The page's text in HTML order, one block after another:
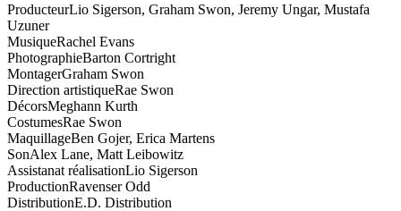
ProducteurLio Sigerson, Graham Swon, Jeremy Ungar, Mustafa
Uzuner
MusiqueRachel Evans
PhotographieBarton Cortright
MontagerGraham Swon
Direction artistiqueRae Swon
DécorsMeghann Kurth
CostumesRae Swon
MaquillageBen Gojer, Erica Martens
SonAlex Lane, Matt Leibowitz
Assistanat réalisationLio Sigerson
ProductionRavenser Odd
DistributionE.D. Distribution